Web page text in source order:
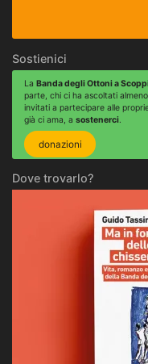
Sostienici
La Banda degli Ottoni a
parte, chi ci ha ascoltati
invitati a partecipare alle
già ci ama, a sostenerci.
donazioni
Dove trovarlo?